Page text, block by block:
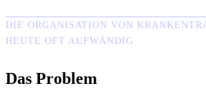
DIE ORGANISATION VON
HEUTE OFT AUFWÄNDIG
Das Problem